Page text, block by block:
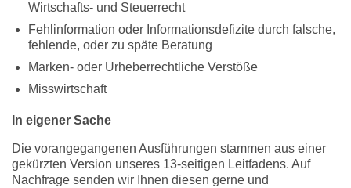
Wirtschafts- und Steuerrecht
Fehlinformation oder Informationsdefizite durch falsche,
fehlende, oder zu späte Beratung
Marken- oder Urheberrechtliche Verstöße
Misswirtschaft
In eigener Sache
Die vorangegangenen Ausführungen stammen aus einer
gekürzten Version unseres 13-seitigen Leitfadens. Auf
Nachfrage senden wir Ihnen diesen gerne und